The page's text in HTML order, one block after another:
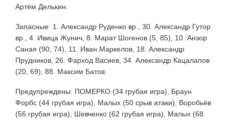
Артём Делькин.
Запасные: 1. Александр Руденко вр., 30. Александр Гутор
вр., 4. Ивица Жунич, 8. Марат Шогенов (5, 85), 10. Анзор
Саная (90, 74), 11. Иван Маркелов, 18. Александр
Прудников, 26. Фарход Васиев, 34. Александр Кацалапов
(20, 69), 88. Максим Батов.
Предупреждены: ПОМЕРКО (34 грубая игра), Браун
Форбс (44 грубая игра), Малых (50 срыв атаки), Воробьёв
(56 грубая игра), Шевченко (62 грубая игра), Малых (68